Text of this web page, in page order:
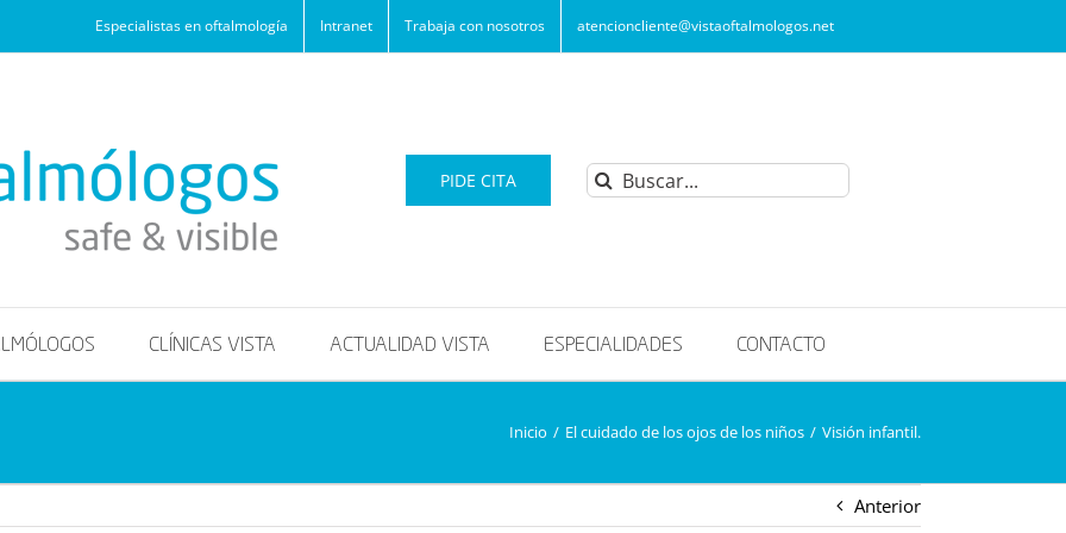
Especialistas en oftalmología Intranet Trabaja con nosotros atencioncliente@vistaoftalmologos.net
PIDE CITA Buscar:
CLÍNICAS VISTA ACTUALIDAD VISTA ESPECIALIDADES CONTACTO
Inicio / El cuidado de los ojos de los niños / Visión infantil.
Anterior